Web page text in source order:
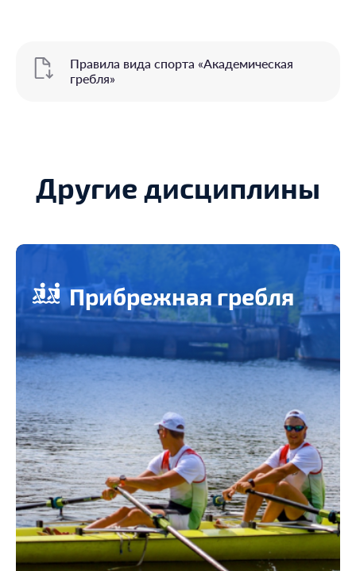
Правила вида спорта «Академическая
гребля»
Другие дисциплины
Прибрежная гребля